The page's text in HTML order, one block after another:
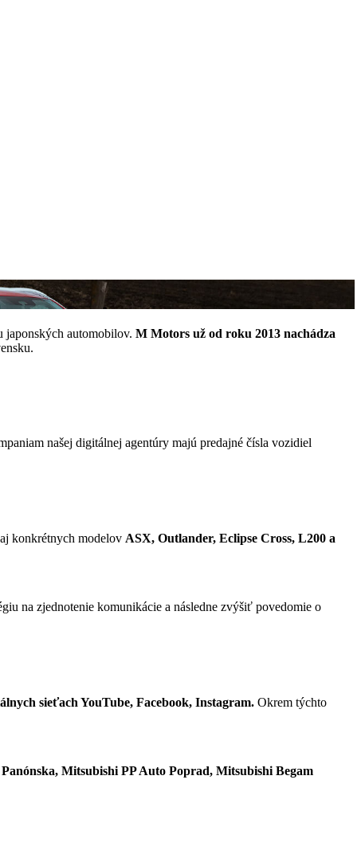
japonských automobilov. M Motors už od roku 2013 nachádza
našej digitálnej agentúry majú predajné čísla vozidiel
konkrétnych modelov ASX, Outlander, Eclipse Cross, L200 a
na zjednotenie komunikácie a následne zvýšiť povedomie o
sieťach YouTube, Facebook, Instagram. Okrem týchto
Mitsubishi PP Auto Poprad, Mitsubishi Begam